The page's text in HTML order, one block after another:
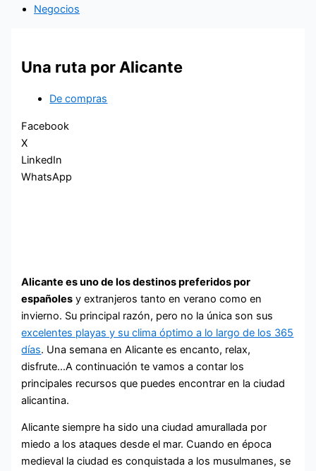
Negocios
Una ruta por Alicante
De compras
Facebook
X
LinkedIn
WhatsApp
Alicante es uno de los destinos preferidos por
españoles y extranjeros tanto en verano como en
invierno. Su principal razón, pero no la única son sus
excelentes playas y su clima óptimo a lo largo de los 365
días. Una semana en Alicante es encanto, relax,
disfrute…A continuación te vamos a contar los
principales recursos que puedes encontrar en la ciudad
alicantina.
Alicante siempre ha sido una ciudad amurallada por
miedo a los ataques desde el mar. Cuando en época
medieval la ciudad es conquistada a los musulmanes, se